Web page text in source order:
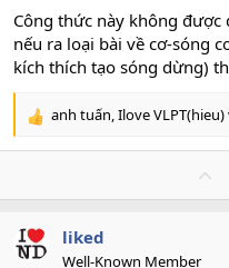
Lực căng lớn nhất ứng với k=1
$T=25T_{1}=40N$
ChọnC
Công thức này không
nếu ra loại bài về cơ-sóng
kích thích tạo sóng dừng)
R
t
o
n
anh tuấn,Ilove VLPT(hieu)
liked
Well-Known Member